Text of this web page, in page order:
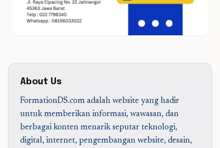
About Us
FormationDS.com adalah website yang hadir
untuk memberikan informasi, wawasan, dan
berbagai konten menarik seputar teknologi,
digital, internet, pengembangan website, desain,